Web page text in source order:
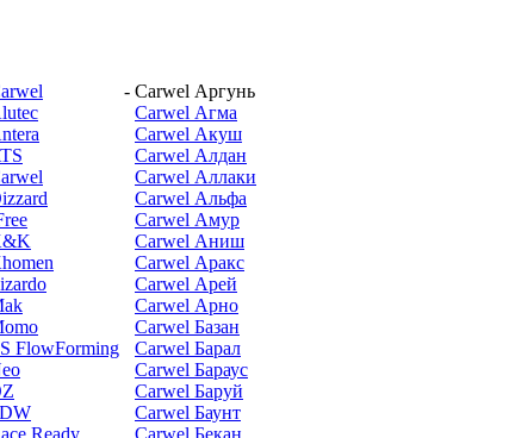
FlowForming
Ready
- Carwel Аргунь
Carwel Агма
Carwel Акуш
Carwel Алдан
Carwel Аллаки
Carwel Альфа
Carwel Амур
Carwel Аниш
Carwel Аракс
Carwel Арей
Carwel Арно
Carwel Базан
Carwel Барал
Carwel Бараус
Carwel Баруй
Carwel Баунт
Carwel Бекан